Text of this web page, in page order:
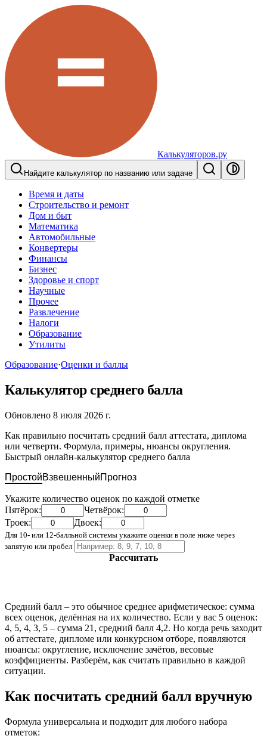
Калькуляторов.ру
Найдите калькулятор по названию или задаче
Время и даты
Строительство и ремонт
Дом и быт
Математика
Автомобильные
Конвертеры
Финансы
Бизнес
Здоровье и спорт
Научные
Прочее
Развлечение
Налоги
Образование
Утилиты
Образование·Оценки и баллы
Калькулятор среднего балла
Обновлено 8 июля 2026 г.
Как правильно посчитать средний балл аттестата, диплома
или четверти. Формула, примеры, нюансы округления.
Быстрый онлайн-калькулятор среднего балла
ПростойВзвешенныйПрогноз
Укажите количество оценок по каждой отметке
Пятёрок:
Четвёрок:
Троек:
Двоек:
Для 10- или 12-балльной системы укажите оценки в поле ниже через
запятую или пробел
Рассчитать
Средний балл – это обычное среднее арифметическое: сумма
всех оценок, делённая на их количество. Если у вас 5 оценок:
4, 5, 4, 3, 5 – сумма 21, средний балл 4,2. Но когда речь заходит
об аттестате, дипломе или конкурсном отборе, появляются
нюансы: округление, исключение зачётов, весовые
коэффициенты. Разберём, как считать правильно в каждой
ситуации.
Как посчитать средний балл вручную
Формула универсальна и подходит для любого набора
отметок: